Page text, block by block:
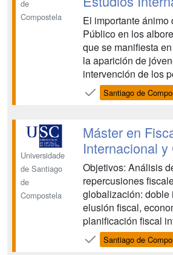
de
Compostela
El importante ánimo
Público en los
que se manifiesta
la aparición de
intervención de los
actuación de los
transformación de
internas en el
instituciones
Santiago de
Universidade
de Santiago
de
Compostela
Máster en
Internacional
Objetivos: Análisis
repercusiones
globalización: doble
elusión fiscal,
planificación fiscal
Estudio del
fiscal en el ámbito
Santiago de